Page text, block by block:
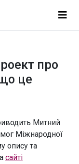
про
це
Митний
Міжнародної
опису та
сайті